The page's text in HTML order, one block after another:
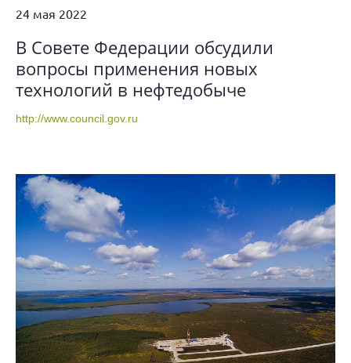
24 мая 2022
В Совете Федерации обсудили
вопросы применения новых
технологий в нефтедобыче
http://www.council.gov.ru